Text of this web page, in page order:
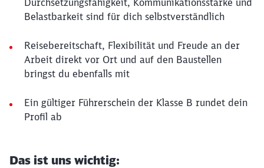
Belastbarkeit sind für dich selbstverständlich
Reisebereitschaft, Flexibilität und Freude an der
Arbeit direkt vor Ort und auf den Baustellen
bringst du ebenfalls mit
Ein gültiger Führerschein der Klasse B rundet dein
Profil ab
Das ist uns wichtig: